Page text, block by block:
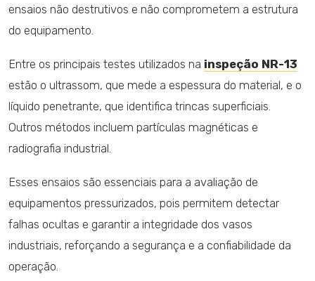
ensaios não destrutivos e não comprometem a estrutura
do equipamento.
Entre os principais testes utilizados na inspeção NR-13
estão o ultrassom, que mede a espessura do material, e o
líquido penetrante, que identifica trincas superficiais.
Outros métodos incluem partículas magnéticas e
radiografia industrial.
Esses ensaios são essenciais para a avaliação de
equipamentos pressurizados, pois permitem detectar
falhas ocultas e garantir a integridade dos vasos
industriais, reforçando a segurança e a confiabilidade da
operação.